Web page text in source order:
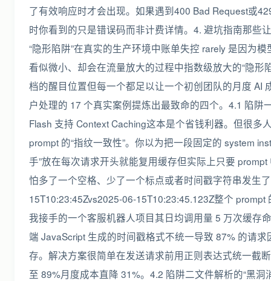
了有效响应时才会出现。如果遇到400 Bad Request或
时你看到的只是错误码而非计费详情。4. 避坑指南那些
“隐形陷阱”在真实的生产环境中账单失控 rarely 是因为
看似微小、却会在流量放大的过程中指数级放大的“隐形
档的醒目位置但每一个都足以让一个初创团队的月度 AI
户处理的 17 个真实案例提炼出最致命的四个。4.1 陷阱
Flash 支持 Context Caching这本是个省钱利器。但很多
prompt 的“指纹一致性”。你以为把一段固定的 system
手”放在每次请求开头就能复用缓存但实际上只要
怕多了一个空格、少了一个标点或者时间戳字符串发生
15T10:23:45Zvs2025-06-15T10:23:45.123Z整个
我接手的一个客服机器人项目其日均调用量 5 万次缓存
端 JavaScript 生成的时间戳格式不统一导致 87% 的请
存。解决方案很简单在发送请求前用正则表达式统一截
至 89%月度成本直降 31%。4.2 陷阱二文件解析的“黑洞